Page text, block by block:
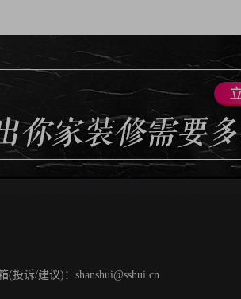
(投诉/建议)：shanshui@sshui.cn